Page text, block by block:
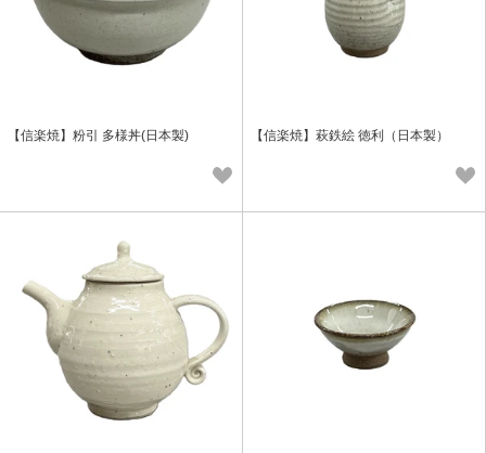
【信楽焼】粉引 多様丼(日本製) 【信楽焼】萩鉄絵 徳利（日本製）